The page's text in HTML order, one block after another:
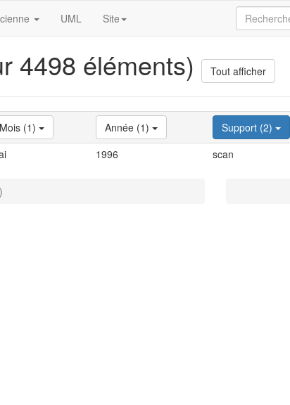
UML Site
4498 éléments) Tout afficher
Mois (1) Année (1) Support (2)
1996 scan